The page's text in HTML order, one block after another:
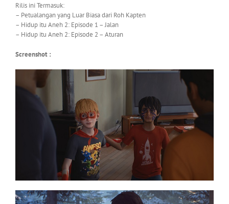
Rilis ini Termasuk:
– Petualangan yang Luar Biasa dari Roh Kapten
– Hidup itu Aneh 2: Episode 1 – Jalan
– Hidup itu Aneh 2: Episode 2 – Aturan
Screenshot :